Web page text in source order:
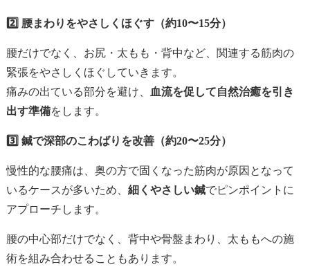
2️⃣ 腰まわりをやさしくほぐす（約10〜15分）
腰だけでなく、お尻・太もも・背中など、関連する筋肉の
緊張をやさしくほぐしていきます。
痛みの出ている部分を避け、
血流を促して自然治癒を引き
出す準備をします。
3️⃣ 鍼で深部のこわばりを改善（約20〜25分）
慢性的な腰痛は、奥の方で固くなった筋肉が原因となって
いるケースが多いため、 細くやさしい鍼でピンポイントに
アプローチします。
腰の中心部だけでなく、背中や骨盤まわり、太ももへの施
術を組み合わせることもあります。